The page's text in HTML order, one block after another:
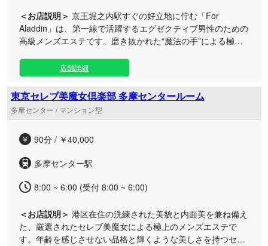
＜お店説明＞ 京王堀之内駅すぐの好立地に佇む「For
Aladdin」は、第一線で活躍するエグゼクティブ男性のための
高級メンズエステです。磨き抜かれた“魔法の手”による極上
ート空間をご用意し、日々お忙しい成功者の皆様に心から感
動していただけるおもてなしをご提供。一度体感すれば心が
掴まれるような、贅沢で特別なリラクゼーションタイムをお
約束いたします。 朝9時から翌朝5時まで営業しておりますの
で、お仕事終わりや深夜のご利用にも最適です。さらに、ご
を忘れ、禁断のハンドテクニックがもたらす最高峰の癒やし
軽にお問い合わせくださいませ。
店舗詳細
東京セレブ美魔女倶楽部 多摩センタールーム
多摩センター / マンション型
90分 / ￥40,000
多摩センター駅
8:00 ~ 6:00 (受付 8:00 ~ 6:00)
＜お店説明＞ 港区在住の洗練された美貌と内面美を兼ね備え
た、厳選されたセレブ美魔女による極上のメンズエステで
す。年齢を感じさせない品格と輝くような美しさを持つセラ